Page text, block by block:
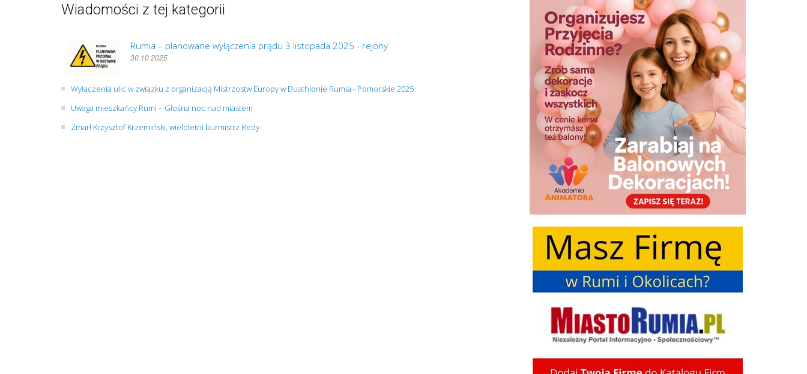
Wiadomości z tej kategorii
Rumia – planowane wyłączenia prądu 3 listopada 2025 - rejony
30.10.2025
Wyłączenia ulic w związku z organizacją Mistrzostw Europy w Duathlonie Rumia - Pomorskie 2025
Uwaga mieszkańcy Rumi – Głośna noc nad miastem
Zmarł Krzysztof Krzemiński, wieloletni burmistrz Redy